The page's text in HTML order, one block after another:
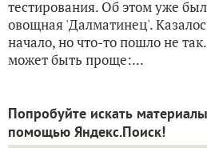
тестирования. Об этом уже
овощная 'Далматинец'.
начало, но что-то пошло не
может быть проще:...
Попробуйте искать
помощью Яндекс.Поиск!